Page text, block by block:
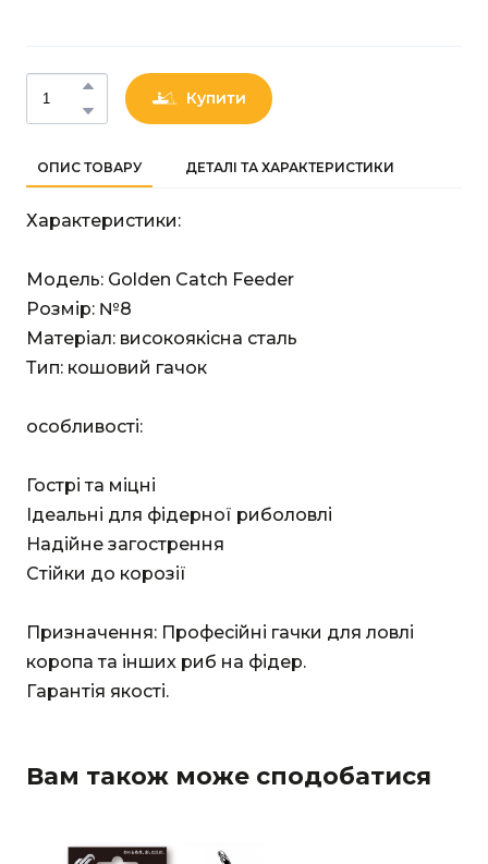
Купити
ОПИС ТОВАРУ ДЕТАЛІ ТА ХАРАКТЕРИСТИКИ
Характеристики:
Модель: Golden Catch Feeder
Розмір: №8
Матеріал: високоякісна сталь
Тип: кошовий гачок
особливості:
Гострі та міцні
Ідеальні для фідерної риболовлі
Надійне загострення
Стійки до корозії
Призначення: Професійні гачки для ловлі
коропа та інших риб на фідер.
Гарантія якості.
Вам також може сподобатися